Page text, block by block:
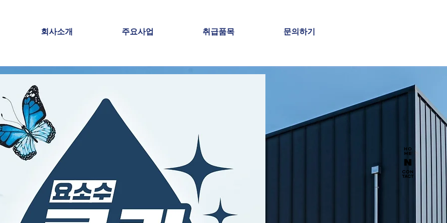
회사소개 주요사업 취급품목 문의하기